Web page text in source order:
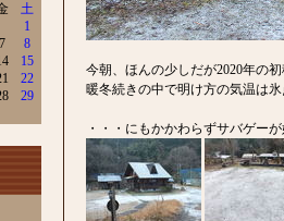
土
1
7
8
15
22
29
今朝、ほんの少しだが2020年の
暖冬続きの中で明け方の気温は
・・・にもかかわらずサバゲー